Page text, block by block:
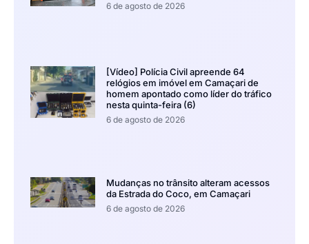
6 de agosto de 2026
[Vídeo] Polícia Civil apreende 64
relógios em imóvel em Camaçari de
homem apontado como líder do tráfico
nesta quinta-feira (6)
6 de agosto de 2026
Mudanças no trânsito alteram acessos
da Estrada do Coco, em Camaçari
6 de agosto de 2026